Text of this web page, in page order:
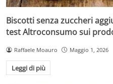
Biscotti senza zuccheri
test Altroconsumo sui
Raffaele Moauro Maggio 1, 2026
Leggi di più